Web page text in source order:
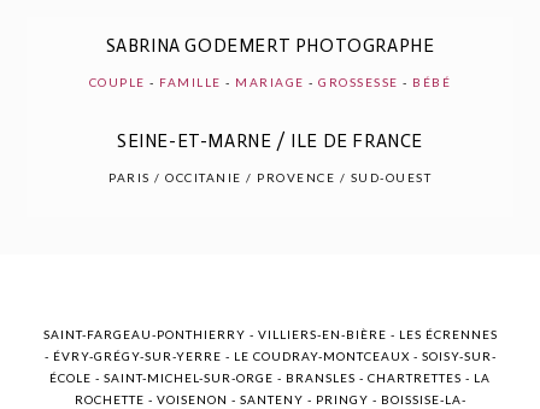
SABRINA GODEMERT PHOTOGRAPHE
COUPLE - FAMILLE - MARIAGE -GROSSESSE - BÉBÉ
SEINE-ET-MARNE / ILE DE FRANCE
PARIS / OCCITANIE / PROVENCE / SUD-OUEST
SAINT-FARGEAU-PONTHIERRY - VILLIERS-EN-BIÈRE - LES ÉCRENNES
- ÉVRY-GRÉGY-SUR-YERRE - LE COUDRAY-MONTCEAUX - SOISY-SUR-
ÉCOLE - SAINT-MICHEL-SUR-ORGE - BRANSLES - CHARTRETTES - LA
ROCHETTE - VOISENON - SANTENY - PRINGY - BOISSISE-LA-